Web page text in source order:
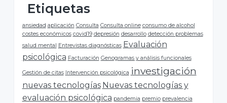
p
a
Etiquetas
ansiedad aplicación Consulta Consulta online consumo de alcohol
costes económicos covid19 depresión desarrollo detección problemas
salud mental Entrevistas diagnósticas Evaluación
psicológica Facturación Genogramas y análisis funcionales
Gestión de citas Intervención psicológica investigación
nuevas tecnologías Nuevas tecnologías y
evaluación psicológica pandemia premio prevalencia